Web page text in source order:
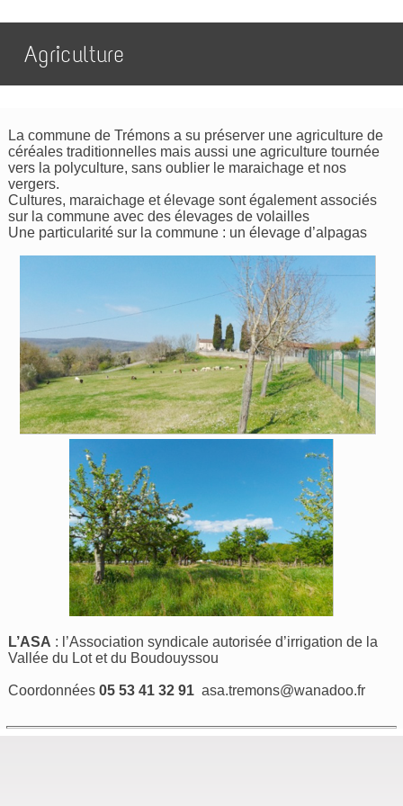
Agriculture
La commune de Trémons a su préserver une agriculture de
céréales traditionnelles mais aussi une agriculture tournée
vers la polyculture, sans oublier le maraichage et nos
vergers.
Cultures, maraichage et élevage sont également associés
sur la commune avec des élevages de volailles
Une particularité sur la commune : un élevage d’alpagas
L’ASA : l’Association syndicale autorisée d’irrigation de la
Vallée du Lot et du Boudouyssou
Coordonnées05 53 41 32 91 asa.tremons@wanadoo.fr